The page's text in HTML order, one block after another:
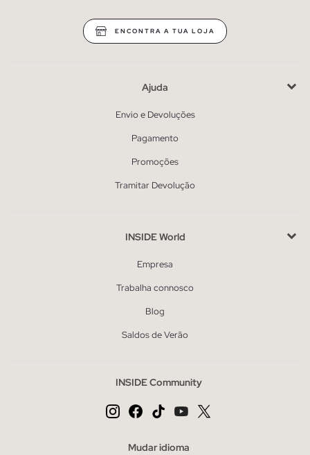
ENCONTRA A TUA LOJA
Ajuda
Envio e Devoluções
Pagamento
Promoções
Tramitar Devolução
INSIDE World
Empresa
Trabalha connosco
Blog
Saldos de Verão
INSIDE Community
Mudar idioma